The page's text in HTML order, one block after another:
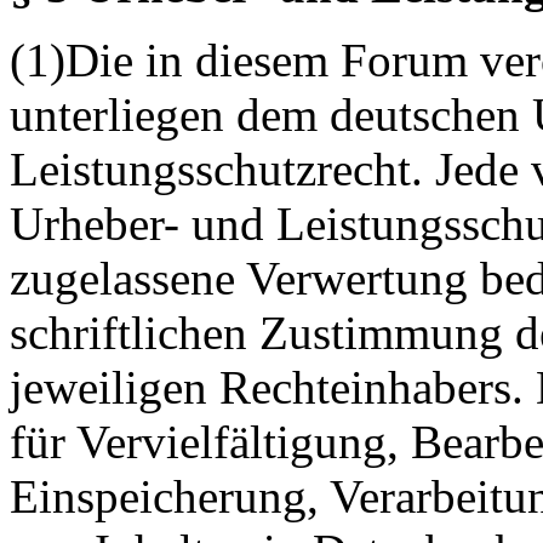
(1)Die in diesem Forum
unterliegen dem deutschen
Leistungsschutzrecht. Jede
Urheber- und
zugelassene Verwertung
schriftlichen Zustimmung
jeweiligen
für Vervielfältigung,
Einspeicherung,